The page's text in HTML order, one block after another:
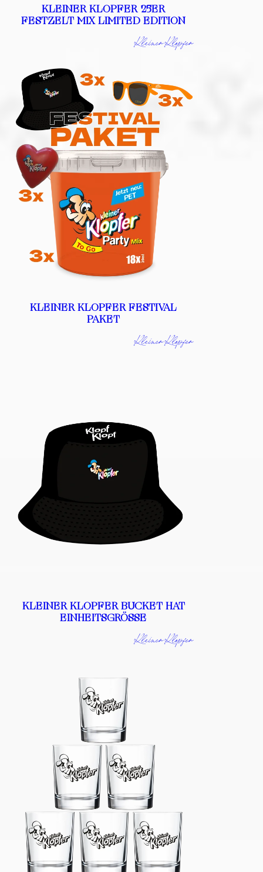
KLEINER KLOPFER 25ER
FESTZELT MIX LIMITED EDITION
Kleiner Klopfer
KLEINER KLOPFER FESTIVAL
PAKET
Kleiner Klopfer
KLEINER KLOPFER BUCKET HAT
EINHEITSGRÖSSE
Kleiner Klopfer